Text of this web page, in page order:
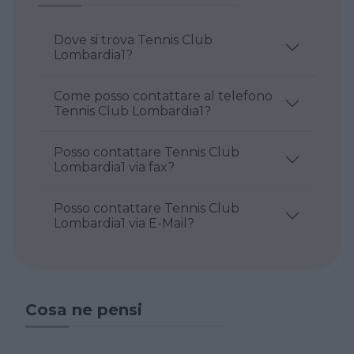
Dove si trova Tennis Club
Lombardia1?
Come posso contattare al telefono
Tennis Club Lombardia1?
Posso contattare Tennis Club
Lombardia1 via fax?
Posso contattare Tennis Club
Lombardia1 via E-Mail?
Cosa ne pensi